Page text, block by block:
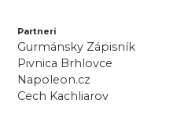
Partneri
Gurmánsky Zápisník
Pivnica Brhlovce
Napoleon.cz
Cech Kachliarov